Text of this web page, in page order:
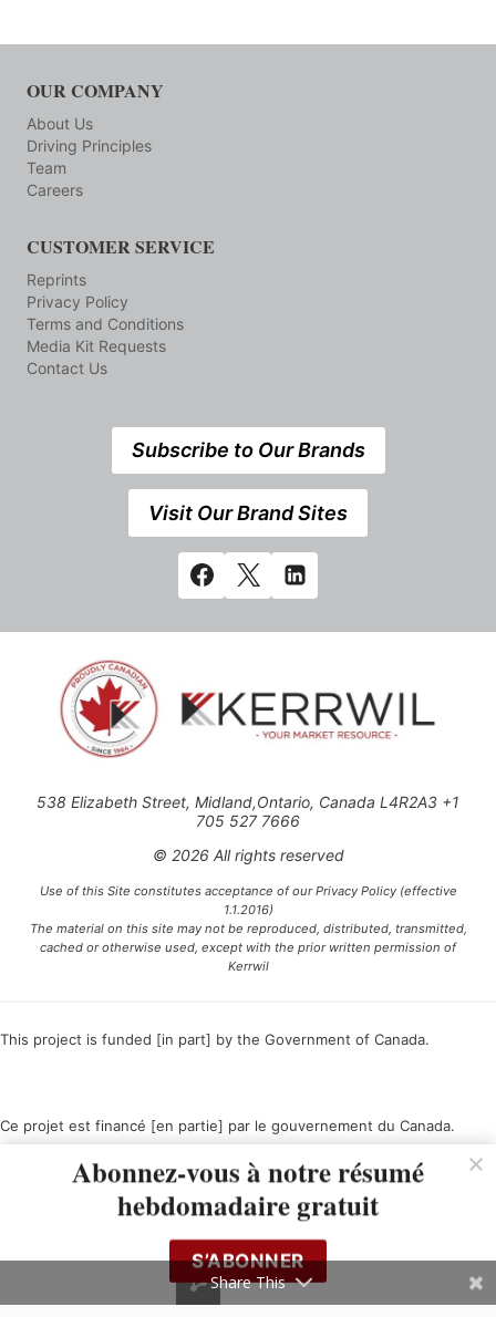
OUR COMPANY
About Us
Driving Principles
Team
Careers
CUSTOMER SERVICE
Reprints
Privacy Policy
Terms and Conditions
Media Kit Requests
Contact Us
Subscribe to Our Brands
Visit Our Brand Sites
538 Elizabeth Street, Midland,Ontario, Canada L4R2A3 +1
705 527 7666
© 2026 All rights reserved
Use of this Site constitutes acceptance of our Privacy Policy (effective
1.1.2016)
The material on this site may not be reproduced, distributed, transmitted,
cached or otherwise used, except with the prior written permission of
Kerrwil
This project is funded [in part] by the Government of Canada.
Ce projet est financé [en partie] par le gouvernement du Canada.
Abonnez-vous à notre résumé
hebdomadaire gratuit
S’ABONNER
Share This